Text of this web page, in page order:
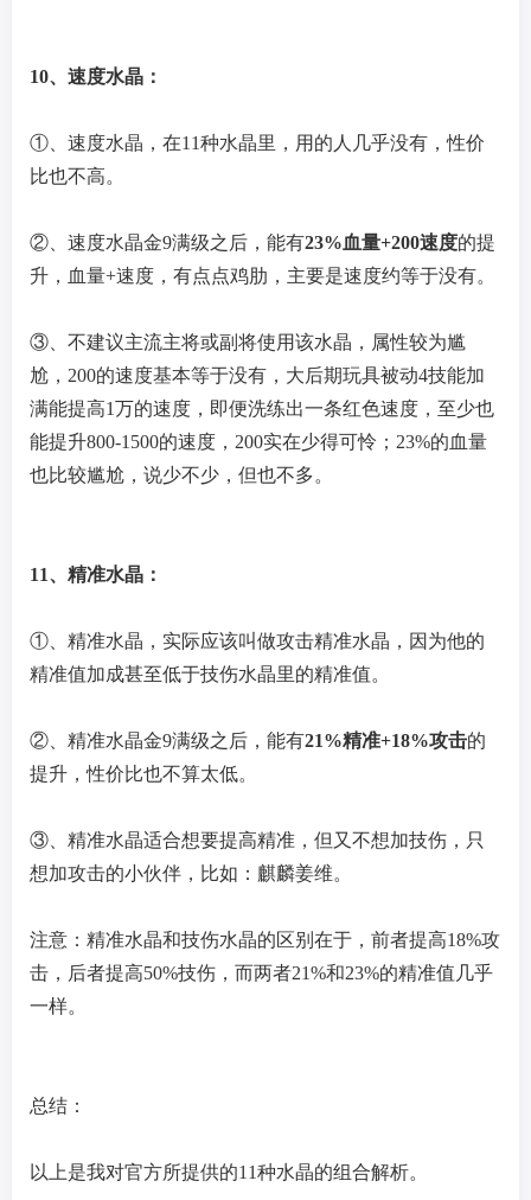
10、速度水晶：
①、速度水晶，在11种水晶里，用的人几乎没有，性价
比也不高。
②、速度水晶金9满级之后，能有23%血量+200速度的提
升，血量+速度，有点点鸡肋，主要是速度约等于没有。
③、不建议主流主将或副将使用该水晶，属性较为尴
尬，200的速度基本等于没有，大后期玩具被动4技能加
满能提高1万的速度，即便洗练出一条红色速度，至少也
能提升800-1500的速度，200实在少得可怜；23%的血量
也比较尴尬，说少不少，但也不多。
11、精准水晶：
①、精准水晶，实际应该叫做攻击精准水晶，因为他的
精准值加成甚至低于技伤水晶里的精准值。
②、精准水晶金9满级之后，能有21%精准+18%攻击的
提升，性价比也不算太低。
③、精准水晶适合想要提高精准，但又不想加技伤，只
想加攻击的小伙伴，比如：麒麟姜维。
注意：精准水晶和技伤水晶的区别在于，前者提高18%攻
击，后者提高50%技伤，而两者21%和23%的精准值几乎
一样。
总结：
以上是我对官方所提供的11种水晶的组合解析。